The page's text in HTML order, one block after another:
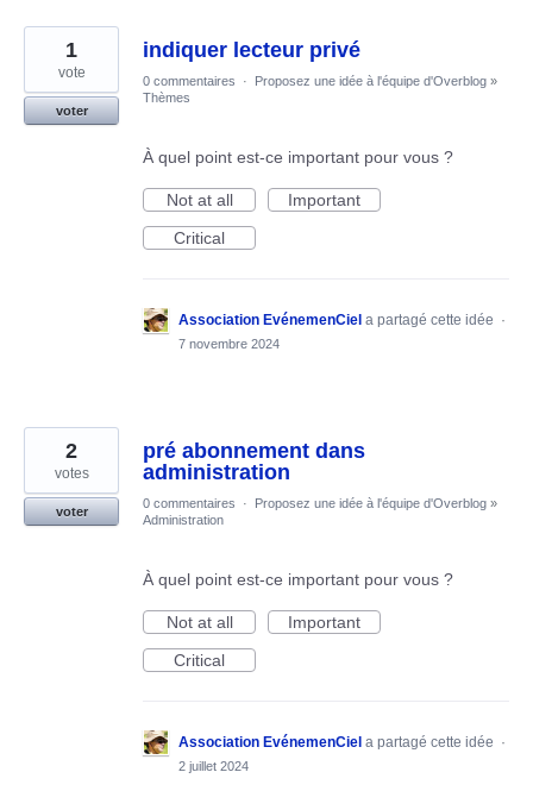
3
résultats
trouvés
indiquer lecteur privé
1
vote
voter
0 commentaires · Proposez une idée à l'équipe d'Overblog »
Thèmes
À quel point est-ce important pour vous ?
Not at all
Important
Critical
Association EvénemenCiel a partagé cette idée ·
7 novembre 2024
pré abonnement dans
administration
2
votes
voter
0 commentaires · Proposez une idée à l'équipe d'Overblog »
Administration
À quel point est-ce important pour vous ?
Not at all
Important
Critical
Association EvénemenCiel a partagé cette idée ·
2 juillet 2024